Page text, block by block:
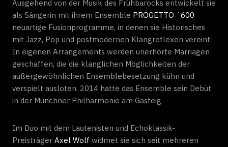
Ausgehend von der Musik des Frühbarocks entwickelt sie
als Sängerin mit ihrem Ensemble PROGETTO ´600
neuartige Fusionprogramme, in denen sie Historisches
mit Jazz, Pop und postmodernen Klangreflexen vereint.
In eigenen Arrangements werden unerhörte Marriagen
geschaffen, die die klanglichen Möglichkeiten der
außergewöhnlichen Ensemblebesetzung kühn und
verspielt ausloten. 2014 hatte das Ensemble sein Debüt
in der Münchner Philharmonie am Gasteig.
Im Duo mit dem Lautenisten und Echoklassik-
Preisträger Axel Wolf widmet sie sich seit mehreren